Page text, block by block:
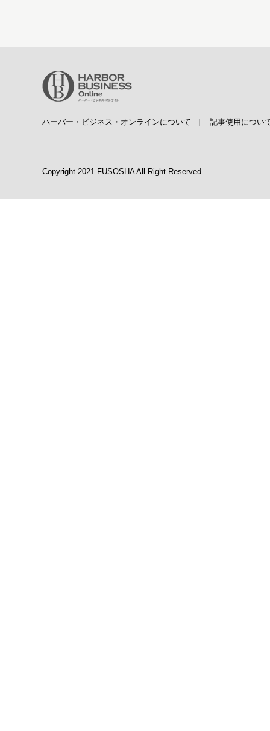
ハーバー・ビジネス・オンラインについて 記事使用につい
Copyright 2021 FUSOSHA All Right Reserved.